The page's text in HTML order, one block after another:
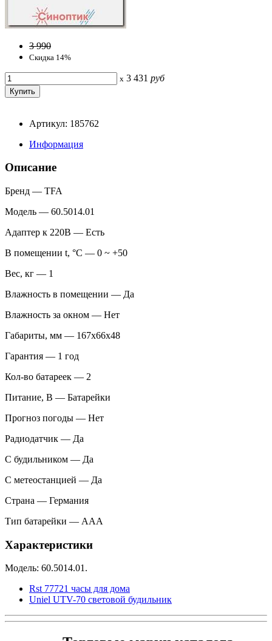
3 990
Скидка 14%
x 3 431 руб
Артикул: 185762
Информация
Описание
Бренд — TFA
Модель — 60.5014.01
Адаптер к 220В — Есть
В помещении t, °С — 0 ~ +50
Вес, кг — 1
Влажность в помещении — Да
Влажность за окном — Нет
Габариты, мм — 167х66х48
Гарантия — 1 год
Кол-во батареек — 2
Питание, В — Батарейки
Прогноз погоды — Нет
Радиодатчик — Да
С будильником — Да
С метеостанцией — Да
Страна — Германия
Тип батарейки — ААА
Характеристики
Модель: 60.5014.01.
Rst 77721 часы для дома
Uniel UTV-70 световой будильник